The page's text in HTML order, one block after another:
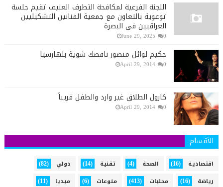
اللجنة الفرعية لمكافحة التطرف العنيف تقيم جلسة
توعوية بالتعاون مع جمعية الفنانين التشكيليين
العراقيين في البصرة
June 29, 2025 0
حكيم لوائل منصور ناقصك شوية بلهارسيا
April 29, 2014 0
كارول الطلاق غير وارد والطفل قريباً
April 29, 2014 0
الأقسام
اقتصادية (16) الصحة (4) تقنية (14) دولي (82)
رياضة (16) محليات (413) منوعات (6) ميديا (11)